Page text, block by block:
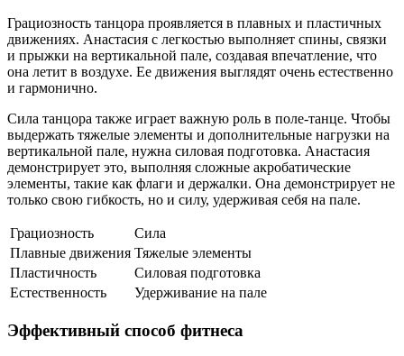
Грациозность танцора проявляется в плавных и пластичных
движениях. Анастасия с легкостью выполняет спины, связки
и прыжки на вертикальной пале, создавая впечатление, что
она летит в воздухе. Ее движения выглядят очень естественно
и гармонично.
Сила танцора также играет важную роль в поле-танце. Чтобы
выдержать тяжелые элементы и дополнительные нагрузки на
вертикальной пале, нужна силовая подготовка. Анастасия
демонстрирует это, выполняя сложные акробатические
элементы, такие как флаги и держалки. Она демонстрирует не
только свою гибкость, но и силу, удерживая себя на пале.
Грациозность
Сила
Плавные движения Тяжелые элементы
Пластичность
Силовая подготовка
Естественность
Удерживание на пале
Эффективный способ фитнеса